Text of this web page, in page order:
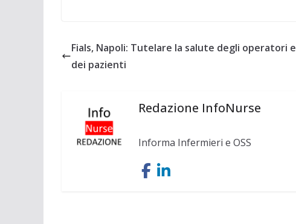
Fials, Napoli: Tutelare la salute degli operatori e
dei pazienti
Redazione InfoNurse
Informa Infermieri e OSS